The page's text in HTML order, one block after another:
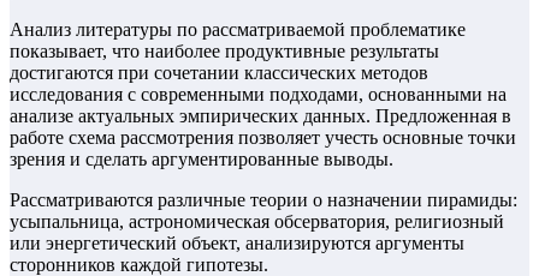
Анализ литературы по рассматриваемой проблематике
показывает, что наиболее продуктивные результаты
достигаются при сочетании классических методов
исследования с современными подходами, основанными на
анализе актуальных эмпирических данных. Предложенная в
работе схема рассмотрения позволяет учесть основные точки
зрения и сделать аргументированные выводы.
Рассматриваются различные теории о назначении пирамиды:
усыпальница, астрономическая обсерватория, религиозный
или энергетический объект, анализируются аргументы
сторонников каждой гипотезы.